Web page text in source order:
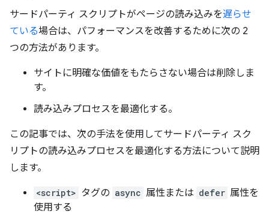
サードパーティ スクリプトがページの読み込みを遅らせ
ている場合は、パフォーマンスを改善するために次の 2
つの方法があります。
サイトに明確な価値をもたらさない場合は削除しま
す。
読み込みプロセスを最適化する。
この記事では、次の手法を使用してサードパーティ スク
リプトの読み込みプロセスを最適化する方法について説明
します。
<script> タグの async 属性または defer 属性を
使用する